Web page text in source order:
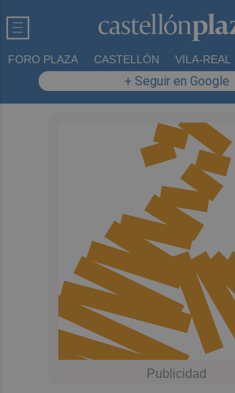
FORO PLAZA CASTELLÓN VILA-REAL
+ Seguir en Google